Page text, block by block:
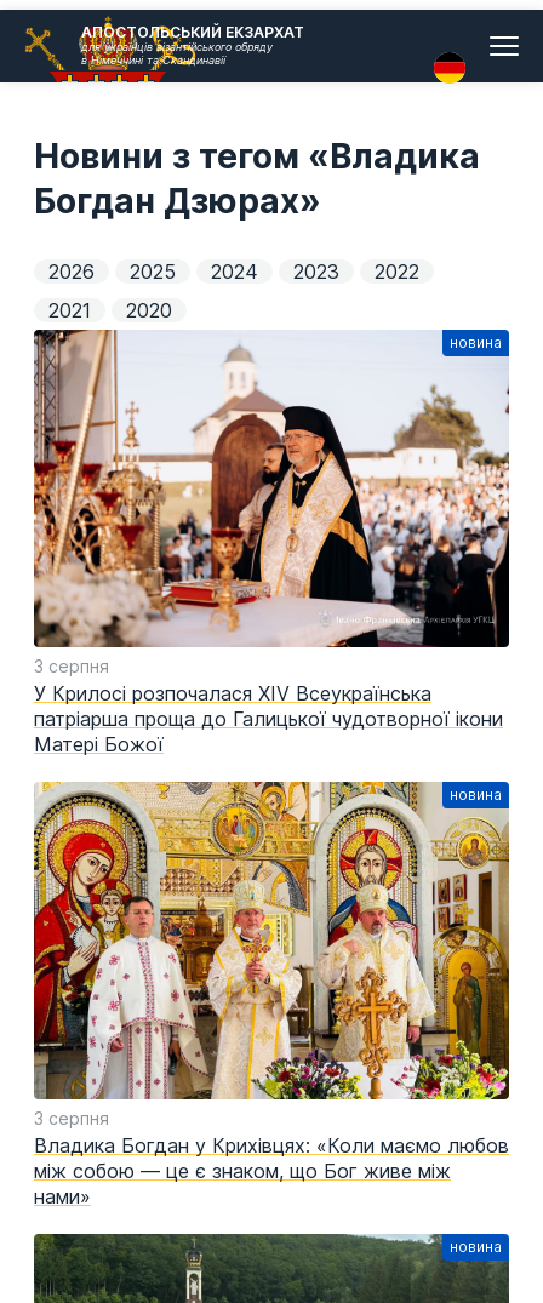
АПОСТОЛЬСЬКИЙ ЕКЗАРХАТ
для українців візантійського обряду
в Німеччині та Скандинавії
меню
Новини з тегом «Владика
Богдан Дзюрах»
2026 2025 2024 2023
2022
2021
2020
3 серпня
У Крилосі розпочалася XIV Всеукраїнська
патріарша проща до Галицької чудотворної ікони
Матері Божої
3 серпня
Владика Богдан у Крихівцях: «Коли маємо любов
між собою — це є знаком, що Бог живе між
нами»